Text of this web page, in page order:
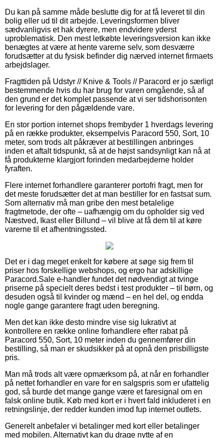
Du kan på samme måde beslutte dig for at få leveret til din
bolig eller ud til dit arbejde. Leveringsformen bliver
sædvanligvis et hak dyrere, men endvidere yderst
uproblematisk. Den mest letkøbte leveringsversion kan ikke
benægtes at være at hente varerne selv, som desværre
forudsætter at du fysisk befinder dig nærved internet firmaets
arbejdslager.
Fragttiden på Udstyr // Knive & Tools // Paracord er jo særligt
bestemmende hvis du har brug for varen omgående, så af
den grund er det komplet passende at vi ser tidshorisonten
for levering for den pågældende vare.
En stor portion internet shops frembyder 1 hverdags levering
på en række produkter, eksempelvis Paracord 550, Sort, 10
meter, som trods alt påkræver at bestillingen anbringes
inden et aftalt tidspunkt, så at de højst sandsynligt kan nå at
få produkterne klargjort forinden medarbejderne holder
fyraften.
Flere internet forhandlere garanterer portofri fragt, men for
det meste forudsætter det at man bestiller for en fastsat sum.
Som alternativ må man gribe den mest betalelige
fragtmetode, der ofte – uafhængig om du opholder sig ved
Næstved, Ikast eller Billund – vil blive at få dem til at køre
varerne til et afhentningssted.
Det er i dag meget enkelt for købere at søge sig frem til
priser hos forskellige webshops, og ergo har adskillige
Paracord.Sale e-handler fundet det nødvendigt at tvinge
priserne på specielt deres bedst i test produkter – til børn, og
desuden også til kvinder og mænd – en hel del, og endda
nogle gange garantere fragt uden beregning.
Men det kan ikke desto mindre vise sig lukrativt at
kontrollere en række online forhandlere efter rabat på
Paracord 550, Sort, 10 meter inden du gennemfører din
bestilling, så man er skudsikker på at opnå den prisbilligste
pris.
Man må trods alt være opmærksom på, at når en forhandler
på nettet forhandler en vare for en salgspris som er ufattelig
god, så burde det mange gange være et faresignal om en
falsk online butik. Køb med kort er i hvert fald inkluderet i en
retningslinje, der redder kunden imod fup internet outlets.
Generelt anbefaler vi betalinger med kort eller betalinger
med mobilen. Alternativt kan du drage nytte af en